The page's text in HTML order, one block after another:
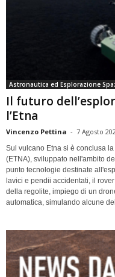
Astronautica ed Esplorazione
Il futuro
l’Etna
Vincenzo Pettina - 7 Agosto
Sul vulcano Etna si è conclusa
(ETNA), sviluppato nell'ambito
punto tecnologie destinate
lavici e pendii accidentati, il
della regolite, impiego di un
automatica, simulando alcune